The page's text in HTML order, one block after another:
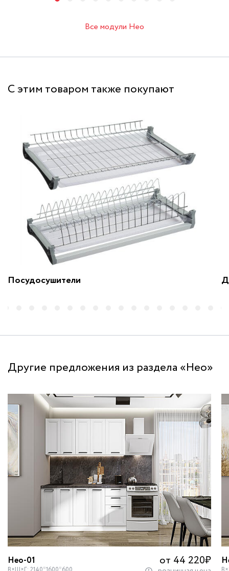
Все модули Нео
С этим товаром также покупают
Посудосушители
Другие предложения из раздела «Нео»
Нео-01 от 44 220₽